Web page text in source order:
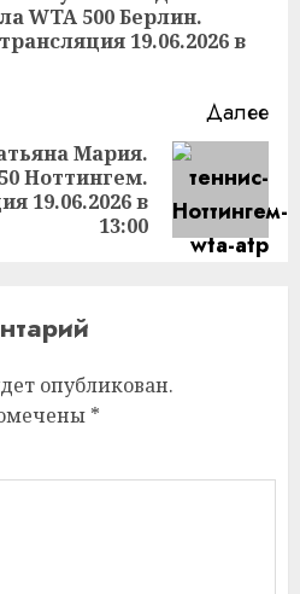
WTA 500 Берлин.
19.06.2026 в
Далее
Мария.
Ноттингем.
19.06.2026 в
13:00
опубликован.
*